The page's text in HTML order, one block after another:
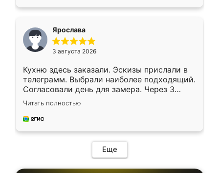
Ярослава
3 августа 2026
Кухню здесь заказали. Эскизы прислали в
телеграмм. Выбрали наиболее подходящий.
Согласовали день для замера. Через 3
недели кухня была уже готова. Остались
довольны работой. Спасибо Ренессанс
мебель за качественную работу!
Читать полностью
Еще